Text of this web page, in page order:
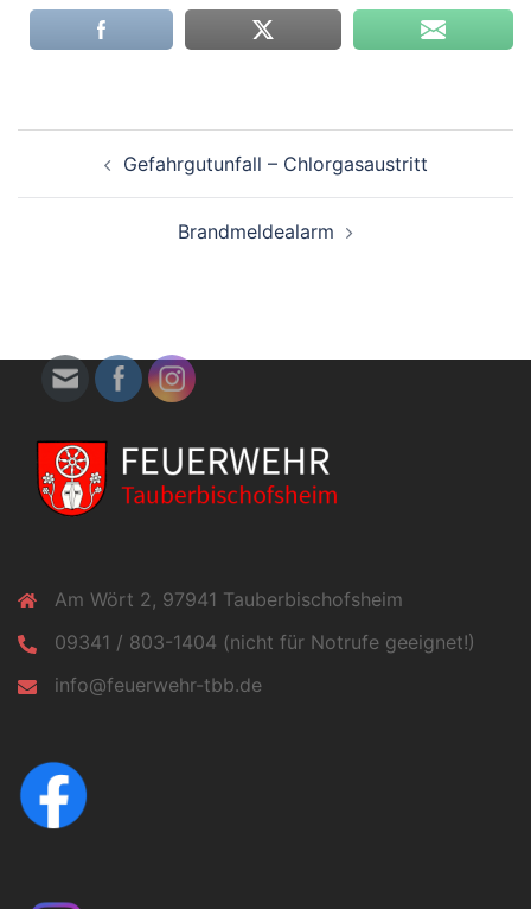
Gefahrgutunfall – Chlorgasaustritt
Brandmeldealarm
Am Wört 2, 97941 Tauberbischofsheim
09341 / 803-1404 (nicht für Notrufe geeignet!)
info@feuerwehr-tbb.de